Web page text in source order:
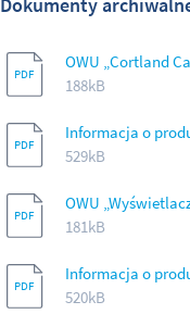
OWU „Cortland
188kB
Informacja o
529kB
OWU
181kB
Informacja o
520kB